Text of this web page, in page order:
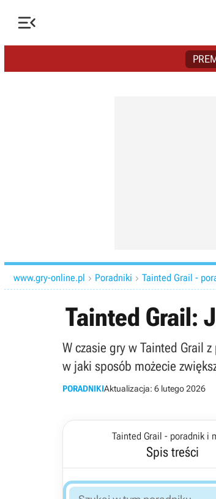

www.gry-online.pl  Poradniki  Tainted Grail -
Tainted Grail:
W czasie gry w Tainted Grail
w jaki sposób możecie
PORADNIKIAktualizacja: 6 lutego 2026
Tainted Grail - poradnik i
Spis treści